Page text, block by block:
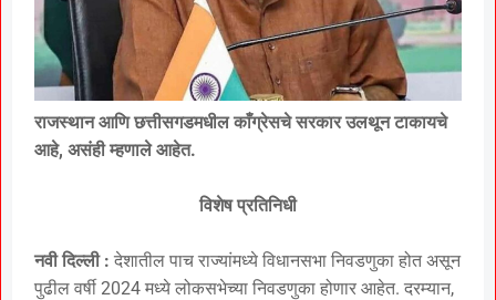
राजस्थान आणि छत्तीसगडमधील काँग्रेसचे सरकार उलथून टाकायचे
आहे, असंही म्हणाले आहेत.
विशेष प्रतिनिधी
नवी दिल्ली : देशातील पाच राज्यांमध्ये विधानसभा निवडणुका होत असून
पुढील वर्षी 2024 मध्ये लोकसभेच्या निवडणुका होणार आहेत. दरम्यान,